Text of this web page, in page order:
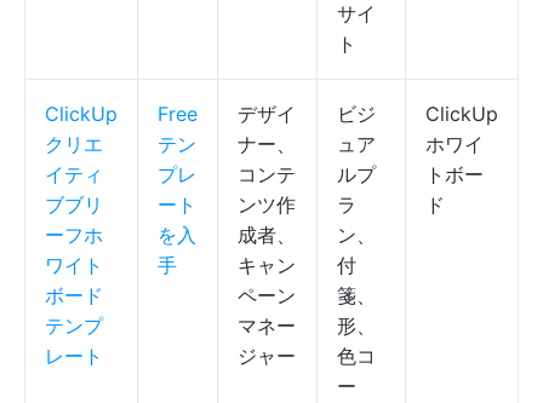
サイ
ト
ClickUp
クリエ
イティ
ブブリ
ーフホ
ワイト
ボード
テンプ
レート
Free
テン
プレ
ート
を入
手
デザイ
ナー、
コンテ
ンツ作
成者、
キャン
ペーン
マネー
ジャー
ビジ
ュア
ルプ
ラ
ン、
付
箋、
形、
色コ
ー
ClickUp
ホワイ
トボー
ド